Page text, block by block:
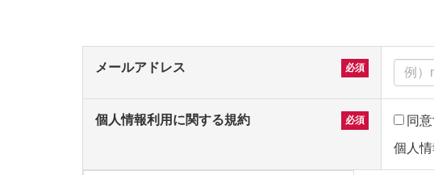
メールアドレス
個人情報利用に関する規約
同
個人